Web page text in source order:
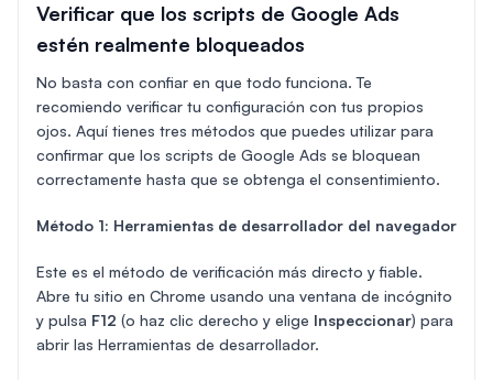
Verificar que los scripts de Google Ads
estén realmente bloqueados
No basta con confiar en que todo funciona. Te
recomiendo verificar tu configuración con tus propios
ojos. Aquí tienes tres métodos que puedes utilizar para
confirmar que los scripts de Google Ads se bloquean
correctamente hasta que se obtenga el consentimiento.
Método 1: Herramientas de desarrollador del navegador
Este es el método de verificación más directo y fiable.
Abre tu sitio en Chrome usando una ventana de incógnito
y pulsa F12 (o haz clic derecho y elige Inspeccionar) para
abrir las Herramientas de desarrollador.